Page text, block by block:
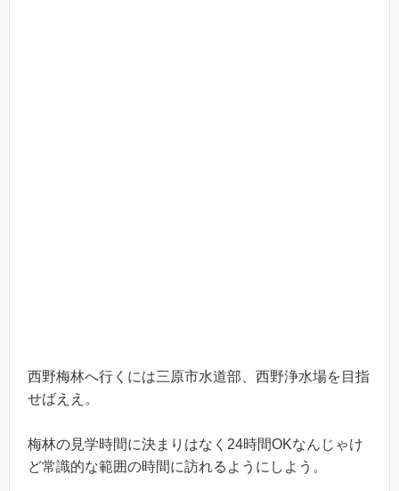
西野梅林へ行くには三原市水道部、西野浄水場を目指
せばええ。
梅林の見学時間に決まりはなく24時間OKなんじゃけ
ど常識的な範囲の時間に訪れるようにしよう。